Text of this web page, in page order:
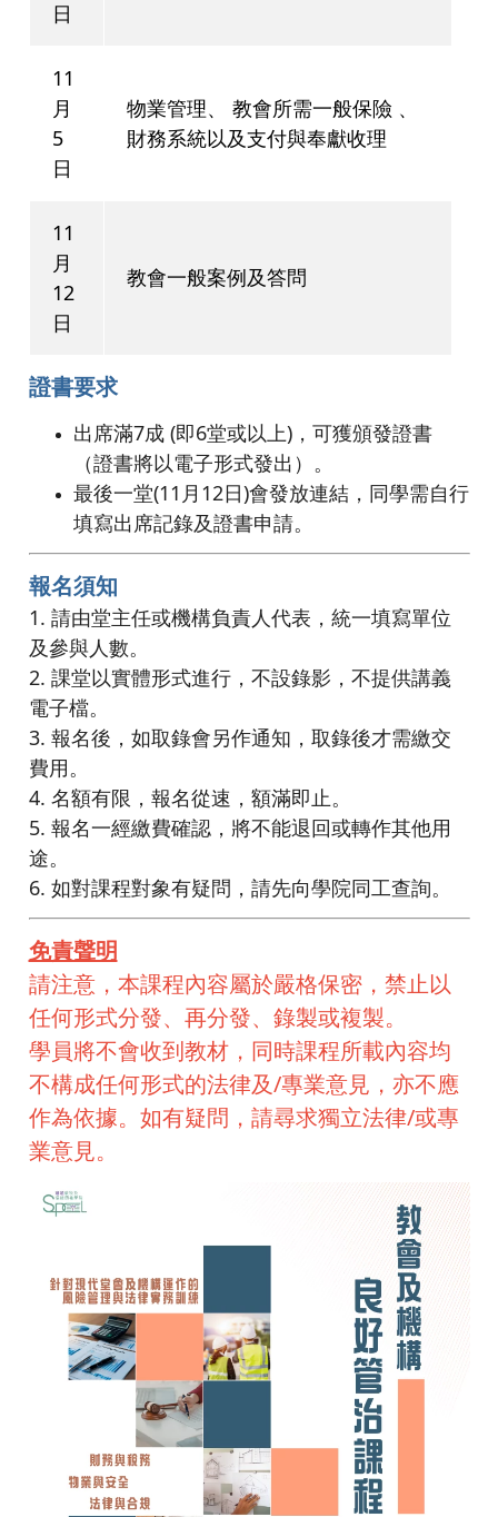
日
11
月
5
日
物業管理、 教會所需一般保險 、
財務系統以及支付與奉獻收理
11
月
12
日
教會一般案例及答問
證書要求
出席滿7成 (即6堂或以上)，可獲頒發證書
（證書將以電子形式發出）。
最後一堂(11月12日)會發放連結，同學需自行
填寫出席記錄及證書申請。
報名須知
1. 請由堂主任或機構負責人代表，統一填寫單位
及參與人數。
2. 課堂以實體形式進行，不設錄影，不提供講義
電子檔。
3. 報名後，如取錄會另作通知，取錄後才需繳交
費用。
4. 名額有限，報名從速，額滿即止。
5. 報名一經繳費確認，將不能退回或轉作其他用
途。
6. 如對課程對象有疑問，請先向學院同工查詢。
免責聲明
請注意，本課程內容屬於嚴格保密，禁止以
任何形式分發、再分發、錄製或複製。
學員將不會收到教材，同時課程所載內容均
不構成任何形式的法律及/專業意見，亦不應
作為依據。如有疑問，請尋求獨立法律/或專
業意見。